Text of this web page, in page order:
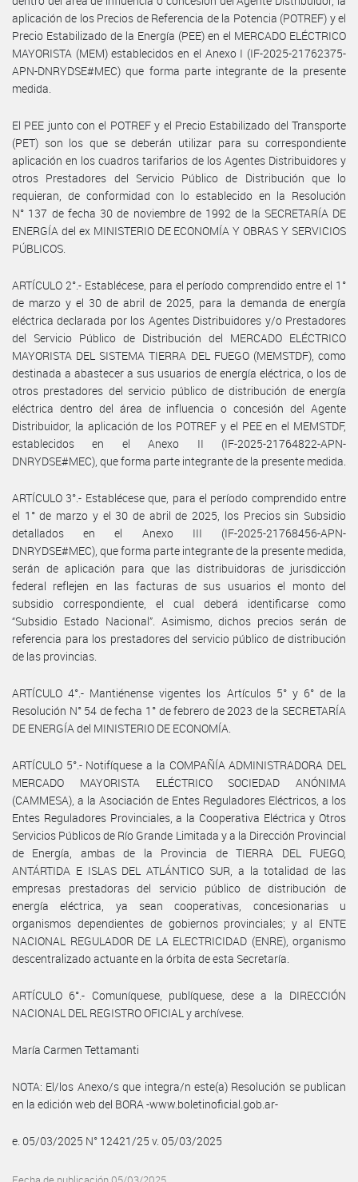
aplicación de los Precios de Referencia de la Potencia (POTREF) y el
Precio Estabilizado de la Energía (PEE) en el MERCADO ELÉCTRICO
MAYORISTA (MEM) establecidos en el Anexo I (IF-2025-21762375-
APN-DNRYDSE#MEC) que forma parte integrante de la presente
medida.
El PEE junto con el POTREF y el Precio Estabilizado del Transporte
(PET) son los que se deberán utilizar para su correspondiente
aplicación en los cuadros tarifarios de los Agentes Distribuidores y
otros Prestadores del Servicio Público de Distribución que lo
requieran, de conformidad con lo establecido en la Resolución
N° 137 de fecha 30 de noviembre de 1992 de la SECRETARÍA DE
ENERGÍA del ex MINISTERIO DE ECONOMÍA Y OBRAS Y SERVICIOS
PÚBLICOS.
ARTÍCULO 2°.- Establécese, para el período comprendido entre el 1°
de marzo y el 30 de abril de 2025, para la demanda de energía
eléctrica declarada por los Agentes Distribuidores y/o Prestadores
del Servicio Público de Distribución del MERCADO ELÉCTRICO
MAYORISTA DEL SISTEMA TIERRA DEL FUEGO (MEMSTDF), como
destinada a abastecer a sus usuarios de energía eléctrica, o los de
otros prestadores del servicio público de distribución de energía
eléctrica dentro del área de influencia o concesión del Agente
Distribuidor, la aplicación de los POTREF y el PEE en el MEMSTDF,
establecidos en el Anexo II (IF-2025-21764822-APN-
DNRYDSE#MEC), que forma parte integrante de la presente medida.
ARTÍCULO 3°.- Establécese que, para el período comprendido entre
el 1° de marzo y el 30 de abril de 2025, los Precios sin Subsidio
detallados en el Anexo III (IF-2025-21768456-APN-
DNRYDSE#MEC), que forma parte integrante de la presente medida,
serán de aplicación para que las distribuidoras de jurisdicción
federal reflejen en las facturas de sus usuarios el monto del
subsidio correspondiente, el cual deberá identificarse como
“Subsidio Estado Nacional”. Asimismo, dichos precios serán de
referencia para los prestadores del servicio público de distribución
de las provincias.
ARTÍCULO 4°.- Mantiénense vigentes los Artículos 5° y 6° de la
Resolución N° 54 de fecha 1° de febrero de 2023 de la SECRETARÍA
DE ENERGÍA del MINISTERIO DE ECONOMÍA.
ARTÍCULO 5°.- Notifíquese a la COMPAÑÍA ADMINISTRADORA DEL
MERCADO MAYORISTA ELÉCTRICO SOCIEDAD ANÓNIMA
(CAMMESA), a la Asociación de Entes Reguladores Eléctricos, a los
Entes Reguladores Provinciales, a la Cooperativa Eléctrica y Otros
Servicios Públicos de Río Grande Limitada y a la Dirección Provincial
de Energía, ambas de la Provincia de TIERRA DEL FUEGO,
ANTÁRTIDA E ISLAS DEL ATLÁNTICO SUR, a la totalidad de las
empresas prestadoras del servicio público de distribución de
energía eléctrica, ya sean cooperativas, concesionarias u
organismos dependientes de gobiernos provinciales; y al ENTE
NACIONAL REGULADOR DE LA ELECTRICIDAD (ENRE), organismo
descentralizado actuante en la órbita de esta Secretaría.
ARTÍCULO 6°.- Comuníquese, publíquese, dese a la DIRECCIÓN
NACIONAL DEL REGISTRO OFICIAL y archívese.
María Carmen Tettamanti
NOTA: El/los Anexo/s que integra/n este(a) Resolución se publican
en la edición web del BORA -www.boletinoficial.gob.ar-
e. 05/03/2025 N° 12421/25 v. 05/03/2025